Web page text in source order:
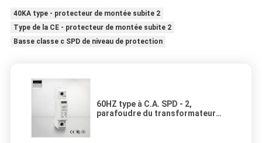
40KA type - protecteur de montée subite 2
Type de la CE - protecteur de montée subite 2
Basse classe c SPD de niveau de protection
60HZ type à C.A. SPD - 2,
parafoudre du transformateur